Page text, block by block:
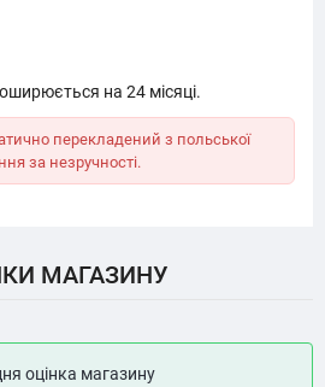
на 24 місяці.
перекладений з польської
за незручності.
МАГАЗИНУ
оцінка магазину